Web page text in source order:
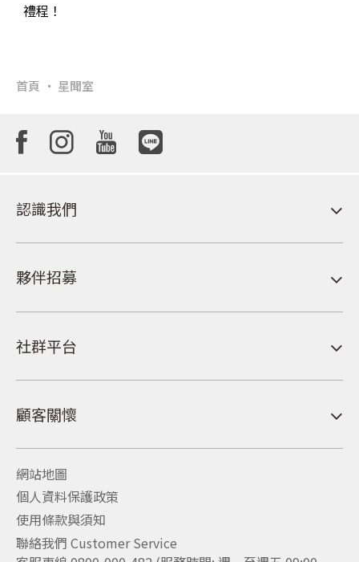
禮程！
首頁 星聞室
認識我們
夥伴招募
社群平台
顧客關懷
網站地圖
個人資料保護政策
使用條款與須知
聯絡我們 Customer Service